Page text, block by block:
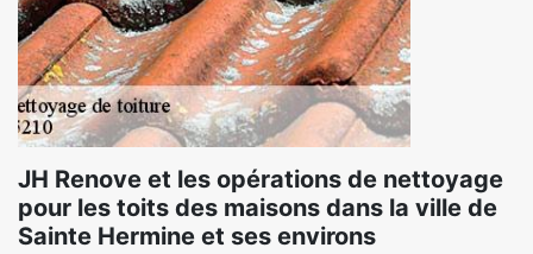
JH Renove et les opérations de nettoyage
pour les toits des maisons dans la ville de
Sainte Hermine et ses environs